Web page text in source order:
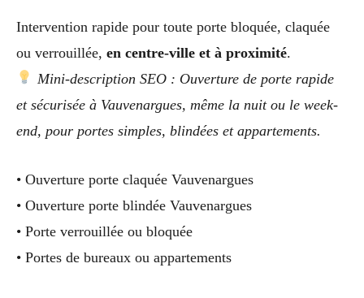
Intervention rapide pour toute porte bloquée, claquée
ou verrouillée, en centre-ville et à proximité.
Mini-description SEO : Ouverture de porte rapide
et sécurisée à Vauvenargues, même la nuit ou le week-
end, pour portes simples, blindées et appartements.
• Ouverture porte claquée Vauvenargues
• Ouverture porte blindée Vauvenargues
• Porte verrouillée ou bloquée
• Portes de bureaux ou appartements